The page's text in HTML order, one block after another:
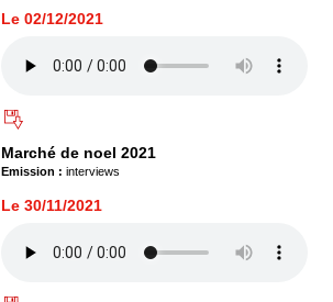
Le 02/12/2021
Marché de noel 2021
Emission : interviews
Le 30/11/2021